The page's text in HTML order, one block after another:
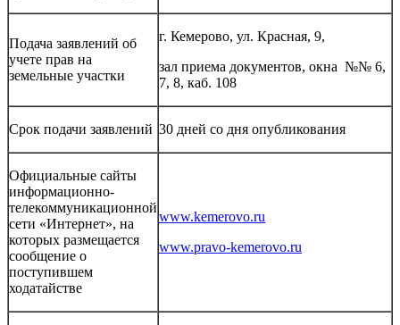
Подача заявлений об
учете прав на
земельные участки
г. Кемерово, ул. Красная, 9,
зал приема документов, окна №№ 6,
7, 8, каб. 108
Срок подачи заявлений 30 дней со дня опубликования
Официальные сайты
информационно-
телекоммуникационной
сети «Интернет», на
которых размещается
сообщение о
поступившем
ходатайстве
www.kemerovo.ru
www.pravo-kemerovo.ru